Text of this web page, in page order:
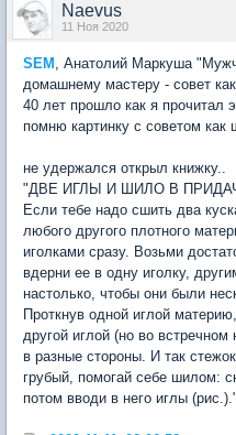
Naevus
11 Ноя 2020
SEM , Анатолий Маркуша
домашнему мастеру - совет
40 лет прошло как я прочитал
помню картинку с советом как
не удержался открыл книжку..
"ДВЕ ИГЛЫ И ШИЛО В
Если тебе надо сшить два
любого другого плотного
иголками сразу. Возьми
вдерни ее в одну иголку,
настолько, чтобы они были
Проткнув одной иглой
другой иглой (но во встречном
в разные стороны. И так
грубый, помогай себе шилом:
потом вводи в него иглы (рис.)."